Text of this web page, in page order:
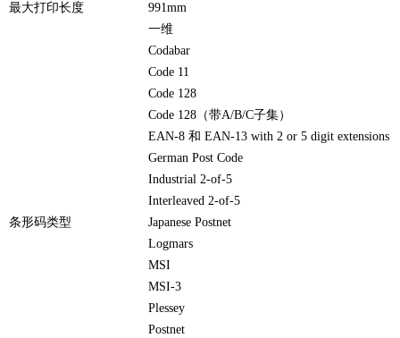
最大打印长度
991mm
条形码类型
一维
Codabar
Code 11
Code 128
Code 128（带A/B/C子集）
EAN-8 和 EAN-13 with 2 or 5 digit extensions
German Post Code
Industrial 2-of-5
Interleaved 2-of-5
Japanese Postnet
Logmars
MSI
MSI-3
Plessey
Postnet